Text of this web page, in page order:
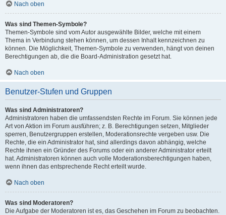
Nach oben
Was sind Themen-Symbole?
Themen-Symbole sind vom Autor ausgewählte Bilder, welche mit einem
Thema in Verbindung stehen können, um dessen Inhalt kennzeichnen zu
können. Die Möglichkeit, Themen-Symbole zu verwenden, hängt von deinen
Berechtigungen ab, die die Board-Administration gesetzt hat.
Nach oben
Benutzer-Stufen und Gruppen
Was sind Administratoren?
Administratoren haben die umfassendsten Rechte im Forum. Sie können jede
Art von Aktion im Forum ausführen; z. B. Berechtigungen setzen, Mitglieder
sperren, Benutzergruppen erstellen, Moderationsrechte vergeben usw. Die
Rechte, die ein Administrator hat, sind allerdings davon abhängig, welche
Rechte ihnen ein Gründer des Forums oder ein anderer Administrator erteilt
hat. Administratoren können auch volle Moderationsberechtigungen haben,
wenn ihnen das entsprechende Recht erteilt wurde.
Nach oben
Was sind Moderatoren?
Die Aufgabe der Moderatoren ist es, das Geschehen im Forum zu beobachten.